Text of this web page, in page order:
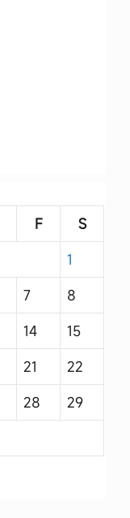
F
S
1
7
8
14
15
21
22
28
29